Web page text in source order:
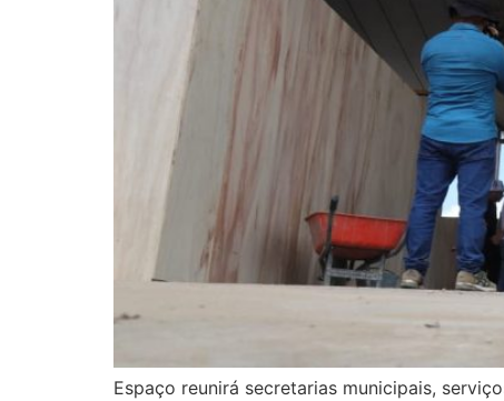
Espaço reunirá secretarias municipais,